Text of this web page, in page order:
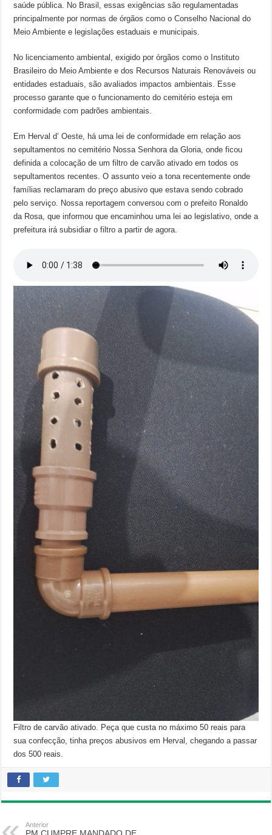
saúde pública. No Brasil, essas exigências são regulamentadas
principalmente por normas de órgãos como o Conselho Nacional do
Meio Ambiente e legislações estaduais e municipais.
No licenciamento ambiental, exigido por órgãos como o Instituto
Brasileiro do Meio Ambiente e dos Recursos Naturais Renováveis ou
entidades estaduais, são avaliados impactos ambientais. Esse
processo garante que o funcionamento do cemitério esteja em
conformidade com padrões ambientais.
Em Herval d’ Oeste, há uma lei de conformidade em relação aos
sepultamentos no cemitério Nossa Senhora da Gloria, onde ficou
definida a colocação de um filtro de carvão ativado em todos os
sepultamentos recentes. O assunto veio a tona recentemente onde
famílias reclamaram do preço abusivo que estava sendo cobrado
pelo serviço. Nossa reportagem conversou com o prefeito Ronaldo
da Rosa, que informou que encaminhou uma lei ao legislativo, onde a
prefeitura irá subsidiar o filtro a partir de agora.
Filtro de carvão ativado. Peça que custa no máximo 50 reais para
sua confecção, tinha preços abusivos em Herval, chegando a passar
dos 500 reais.
Anterior